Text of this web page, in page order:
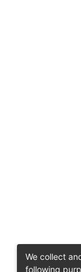
We collect
following